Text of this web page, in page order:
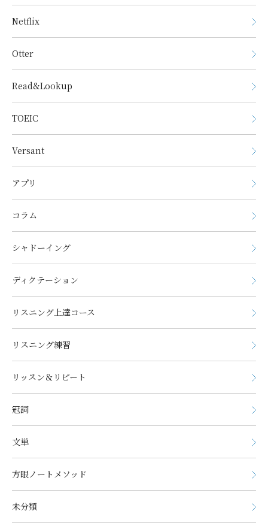
Netflix
Otter
Read&Lookup
TOEIC
Versant
アプリ
コラム
シャドーイング
ディクテーション
リスニング上達コース
リスニング練習
リッスン＆リピート
冠詞
文単
方眼ノートメソッド
未分類